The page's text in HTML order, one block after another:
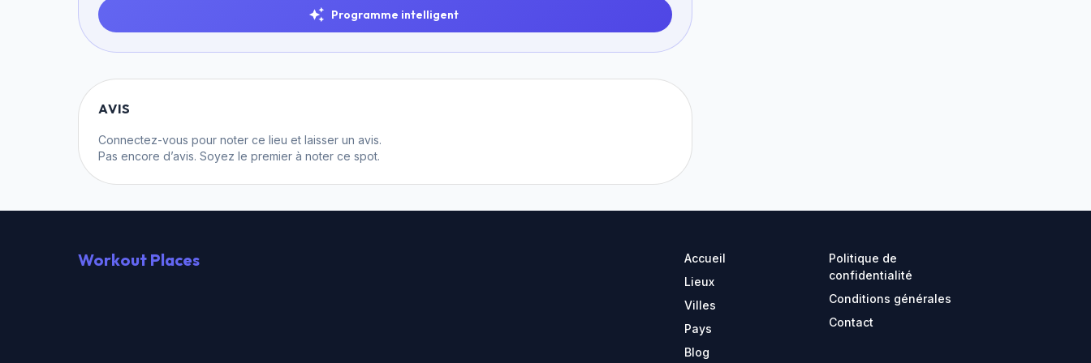
Programme intelligent
AVIS
Connectez-vous pour noter ce lieu et laisser un avis.
Pas encore d’avis. Soyez le premier à noter ce spot.
Workout Places
Accueil
Lieux
Villes
Pays
Blog
Politique de
confidentialité
Conditions générales
Contact